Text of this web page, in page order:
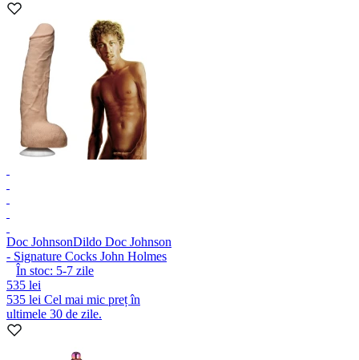
Doc JohnsonDildo Doc Johnson
- Signature Cocks John Holmes
În stoc: 5-7 zile
535 lei
535 lei Cel mai mic preț în
ultimele 30 de zile.